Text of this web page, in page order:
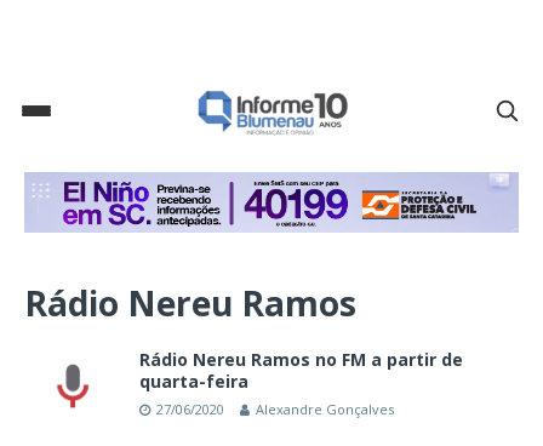
Rádio Nereu Ramos
Rádio Nereu Ramos no FM a partir de
quarta-feira
27/06/2020 Alexandre Gonçalves